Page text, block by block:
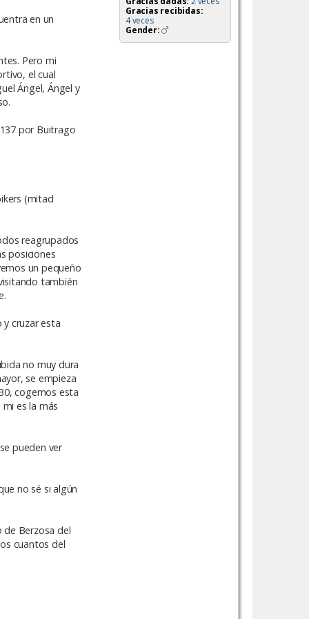
Gracias recibidas:
4 veces
Gender:
en un
Pero mi
el cual
Ángel, Ángel y
por Buitrago
(mitad
reagrupados
posiciones
un pequeño
también
cruzar esta
no muy dura
se empieza
cogemos esta
es la más
pueden ver
no sé si algún
de Berzosa del
cuantos del